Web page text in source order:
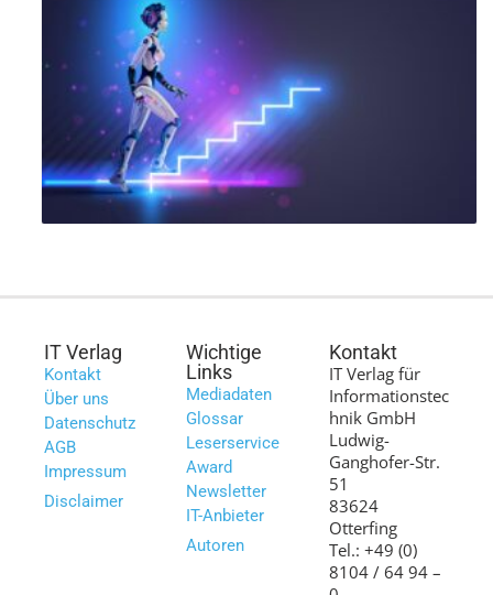
IT Verlag
Kontakt
Über uns
Datenschutz
AGB
Impressum
Disclaimer
Wichtige
Links
Mediadaten
Glossar
Leserservice
Award
Newsletter
IT-Anbieter
Autoren
Kontakt
IT Verlag für
Informationstec
hnik GmbH
Ludwig-
Ganghofer-Str.
51
83624
Otterfing
Tel.: +49 (0)
8104 / 64 94 –